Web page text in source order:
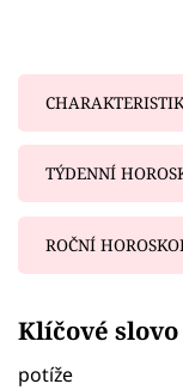
TÝDENNÍ
ROČNÍ
Klíčové
potíže